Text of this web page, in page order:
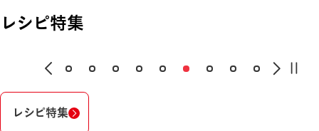
レシピ特集
レシピ特集